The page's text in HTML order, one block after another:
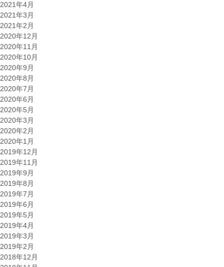
2021年4月
2021年3月
2021年2月
2020年12月
2020年11月
2020年10月
2020年9月
2020年8月
2020年7月
2020年6月
2020年5月
2020年3月
2020年2月
2020年1月
2019年12月
2019年11月
2019年9月
2019年8月
2019年7月
2019年6月
2019年5月
2019年4月
2019年3月
2019年2月
2018年12月